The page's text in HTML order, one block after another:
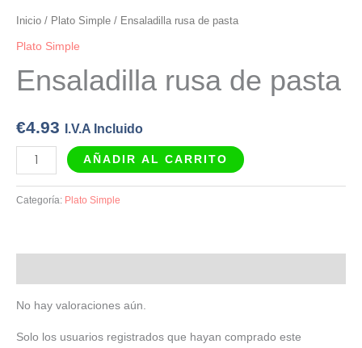
Inicio / Plato Simple / Ensaladilla rusa de pasta
Plato Simple
Ensaladilla rusa de pasta
€4.93 I.V.A Incluido
de
pasta
AÑADIR AL CARRITO
Categoría: Plato Simple
No hay valoraciones aún.
Solo los usuarios registrados que hayan comprado este